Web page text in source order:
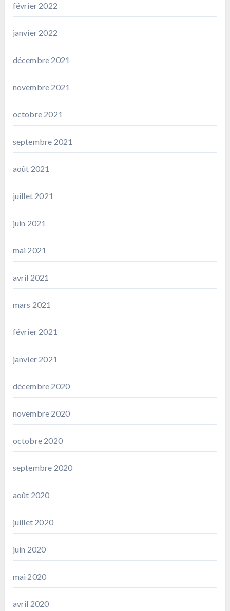
février 2022
janvier 2022
décembre 2021
novembre 2021
octobre 2021
septembre 2021
août 2021
juillet 2021
juin 2021
mai 2021
avril 2021
mars 2021
février 2021
janvier 2021
décembre 2020
novembre 2020
octobre 2020
septembre 2020
août 2020
juillet 2020
juin 2020
mai 2020
avril 2020